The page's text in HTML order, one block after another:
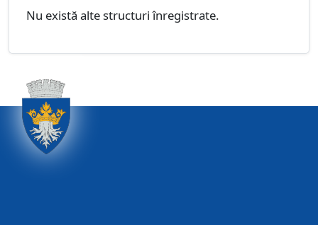
Nu există alte structuri înregistrate.